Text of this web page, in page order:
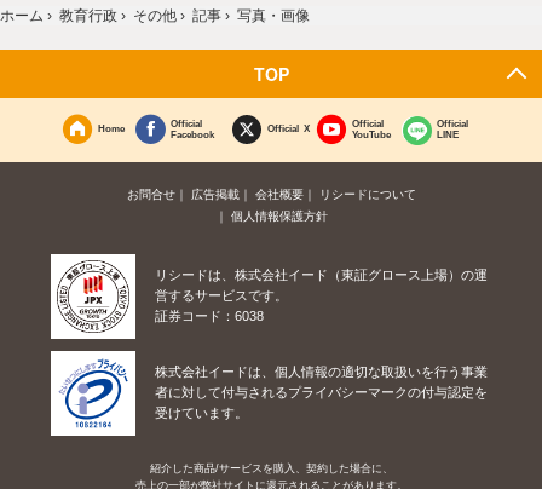
ホーム › 教育行政 › その他 › 記事 › 写真・画像
TOP
Home
Official
Facebook
Official X
Official
YouTube
Official
LINE
お問合せ 広告掲載 会社概要
リシードについて
個人情報保護方針
リシードは、株式会社イード（東証グロース上場）の運
営するサービスです。
証券コード：6038
株式会社イードは、個人情報の適切な取扱いを行う事業
者に対して付与されるプライバシーマークの付与認定を
受けています。
紹介した商品/サービスを購入、契約した場合に、
売上の一部が弊社サイトに還元されることがあります。